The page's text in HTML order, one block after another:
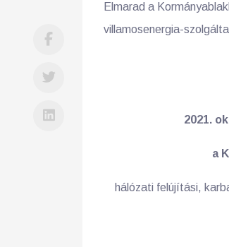
Elmarad a
villamosenergia-
2021.
a
hálózati felújítási,